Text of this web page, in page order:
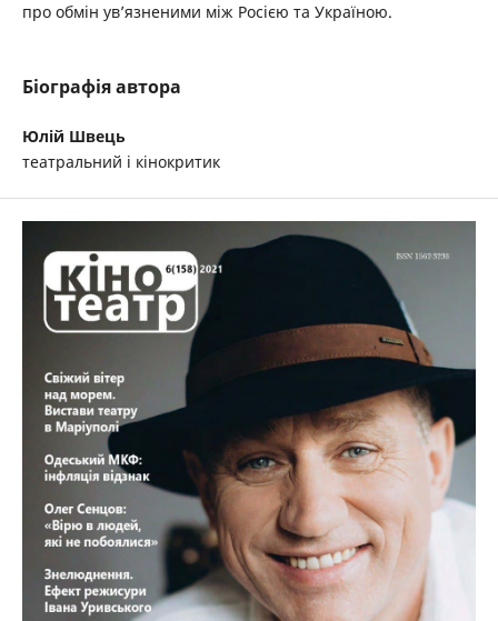
про обмін ув’язненими між Росією та Україною.
Біографія автора
Юлій Швець
театральний і кінокритик